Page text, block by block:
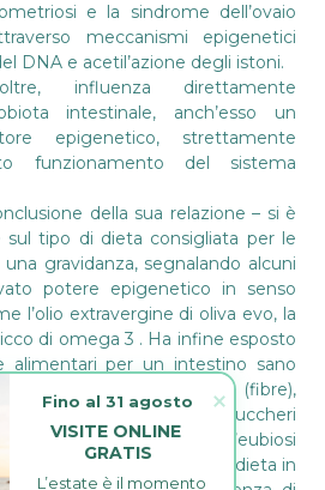
e la sindrome dell’ovaio
meccanismi epigenetici
DNA e acetil’azione degli istoni.
influenza direttamente
intestinale, anch’esso un
epigenetico, strettamente
funzionamento del sistema
della sua relazione – si è
tipo di dieta consigliata per le
gravidanza, segnalando alcuni
potere epigenetico in senso
l’olio extravergine di oliva evo, la
di omega 3 . Ha infine esposto
alimentari per un intestino sano
dieta ricca di verdure (fibre),
catena corta e povera di zuccheri
e il mantenimento dell’eubiosi
come lo stile di vita, e la dieta in
VISITE ONLINE
GRATIS
L’estate è il momento
Fino al 31 agosto